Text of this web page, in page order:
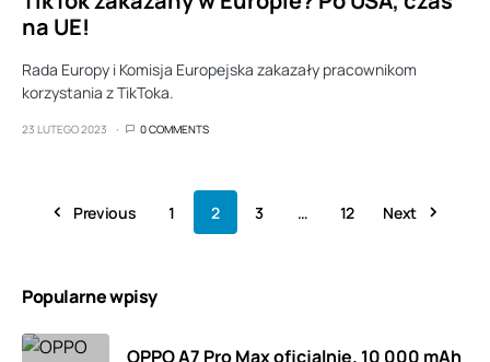
na UE!
Rada Europy i Komisja Europejska zakazały pracownikom
korzystania z TikToka.
23 LUTEGO 2023 0 COMMENTS
Previous 1 2 3 … 12 Next
Popularne wpisy
OPPO A7 Pro Max oficjalnie. 10 000 mAh